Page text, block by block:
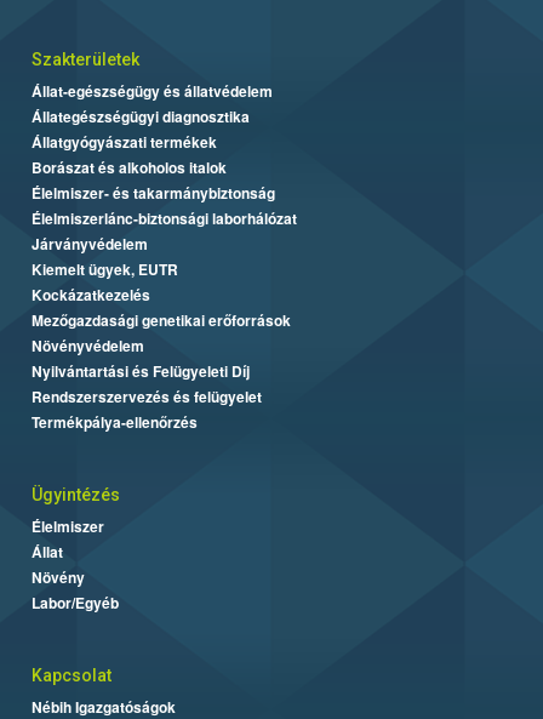
Szakterületek
Állat-egészségügy és állatvédelem
Állategészségügyi diagnosztika
Állatgyógyászati termékek
Borászat és alkoholos italok
Élelmiszer- és takarmánybiztonság
Élelmiszerlánc-biztonsági laborhálózat
Járványvédelem
Kiemelt ügyek, EUTR
Kockázatkezelés
Mezőgazdasági genetikai erőforrások
Növényvédelem
Nyilvántartási és Felügyeleti Díj
Rendszerszervezés és felügyelet
Termékpálya-ellenőrzés
Ügyintézés
Élelmiszer
Állat
Növény
Labor/Egyéb
Kapcsolat
Nébih Igazgatóságok